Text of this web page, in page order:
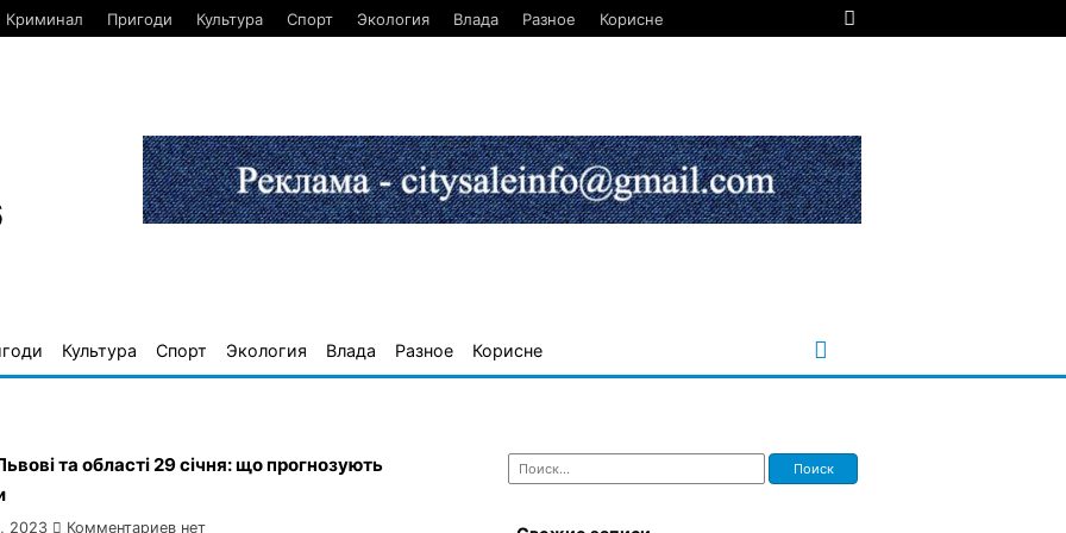
Криминал Пригоди Культура Спорт Экология Влада Разное Корисне
Культура Спорт Экология Влада Разное Корисне
та області 29 січня: що прогнозують
2023 Комментариев нет
Найти: